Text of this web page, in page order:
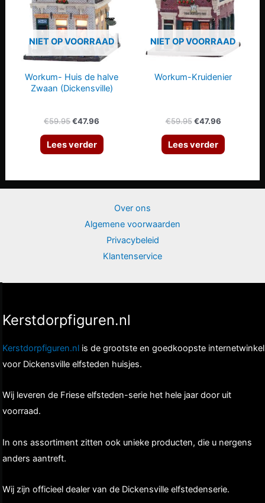
NIET OP VOORRAAD
Workum- Huis de halve
Zwaan (Dickensville)
€59.95Oorspronkelijke
was:
€59.95.
€47.96
is:
€47.96.
Lees verder
NIET OP VOORRAAD
Workum-Kruidenier
€59.95 Oorspronkelijke
was:
€59.95.
€47.96Huidige
is:
€47.96.
Lees verder
Over ons
Algemene voorwaarden
Privacybeleid
Klantenservice
Kerstdorpfiguren.nl
Kerstdorpfiguren.nl is de grootste en goedkoopste internetwinkel
voor Dickensville elfsteden huisjes.
Wij leveren de Friese elfsteden-serie het hele jaar door uit
voorraad.
In ons assortiment zitten ook unieke producten, die u nergens
anders aantreft.
Wij zijn officieel dealer van de Dickensville elfstedenserie.